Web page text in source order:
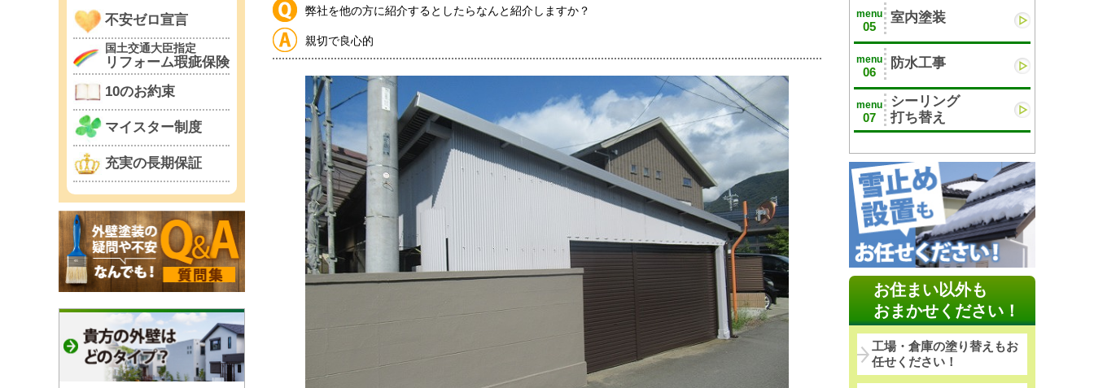
弊社を他の方に紹介するとしたらなんと紹介しますか？
親切で良心的
menu
05
室内塗装
menu
06
防水工事
menu
07
シーリング
打ち替え
お住まい以外も
おまかせください！
工場・倉庫の塗り替えもお
任せください！
不安ゼロ宣言
国土交通大臣指定
リフォーム瑕疵保険
10のお約束
マイスター制度
充実の長期保証